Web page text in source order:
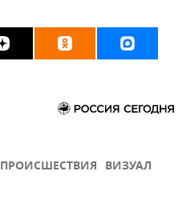
ПРОИСШЕСТВИЯ ВИЗУАЛ